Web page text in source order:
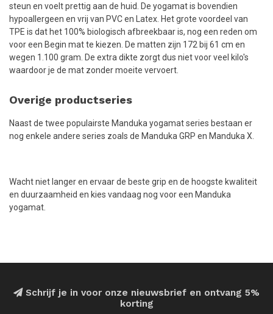
steun en voelt prettig aan de huid. De yogamat is bovendien
hypoallergeen en vrij van PVC en Latex. Het grote voordeel van
TPE is dat het 100% biologisch afbreekbaar is, nog een reden om
voor een Begin mat te kiezen. De matten zijn 172 bij 61 cm en
wegen 1.100 gram. De extra dikte zorgt dus niet voor veel kilo's
waardoor je de mat zonder moeite vervoert.
Overige productseries
Naast de twee populairste Manduka yogamat series bestaan er
nog enkele andere series zoals de Manduka GRP en Manduka X.
Wacht niet langer en ervaar de beste grip en de hoogste kwaliteit
en duurzaamheid en kies vandaag nog voor een Manduka
yogamat.
Schrijf je in voor onze nieuwsbrief en ontvang 5%
korting